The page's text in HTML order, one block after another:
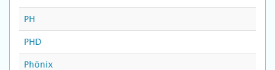
PH
PHD
Phönix